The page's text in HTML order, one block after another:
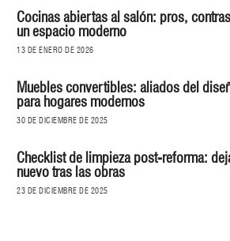
Cocinas abiertas al salón: pros,
un espacio moderno
13 DE ENERO DE 2026
Muebles convertibles: aliados del
para hogares modernos
30 DE DICIEMBRE DE 2025
Checklist de limpieza post-reforma:
nuevo tras las obras
23 DE DICIEMBRE DE 2025